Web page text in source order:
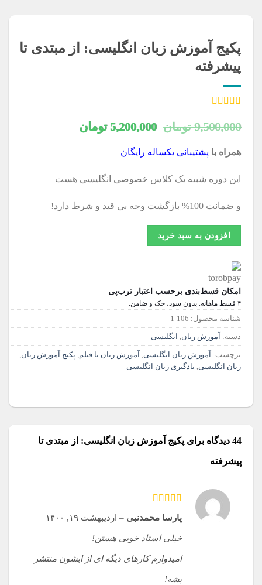
پکیج آموزش زبان انگلیسی: از مبتدی تا
پیشرفته
5.00از 5 در
امتیازدهی
9,500,000 تومان قیمت
اصلی
بود.
5,200,000 تومانقیمت
است.
همراه با پشتیبانی یکساله رایگان
این دوره شبیه یک کلاس خصوصی انگلیسی هست
و ضمانت 100% بازگشت وجه بی قید و شرط دارد!
افزودن به سبد خرید
امکان قسط‌بندی برحسب اعتبار ترب‌پی
۴ قسط ماهانه. بدون سود، چک و ضامن.
شناسه محصول: 106-1
دسته: آموزش زبان انگلیسی
برچسب: آموزش زبان انگلیسی آموزش زبان با فیلم پکیج آموزش زبان
زبان انگلیسی یادگیری زبان انگلیسی
44 دیدگاه برای پکیج آموزش زبان انگلیسی: از مبتدی تا
پیشرفته
امتیاز
پارسا محمدنبی – اردیبهشت ۱۹, ۱۴۰۰
خیلی استاد خوبی هستن!
امیدوارم کارهای دیگه ای از ایشون منتشر
بشه!